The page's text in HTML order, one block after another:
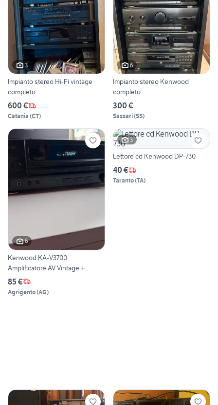
3
Impianto stereo Hi-Fi vintage
completo
600 €
Catania (CT)
6
Impianto stereo Kenwood
completo
300 €
Sassari(SS)
6
Kenwood KA-V3700
Amplificatore AV Vintage +
PHONO
85 €
Agrigento(AG)
3
Lettore cd Kenwood DP-730
40 €
Taranto(TA)